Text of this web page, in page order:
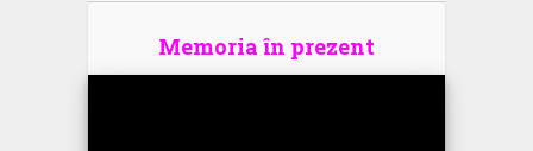
Memoria în prezent